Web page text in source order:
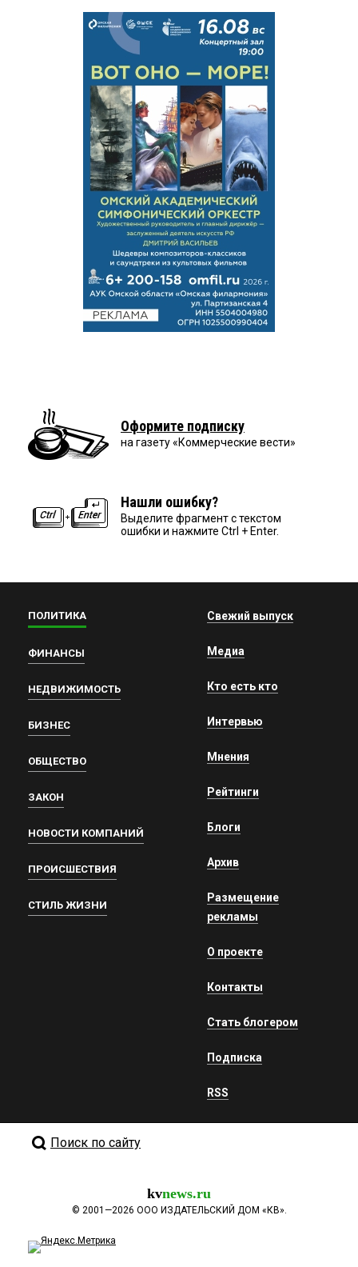
Оформите подписку
на газету «Коммерческие вести»
Нашли ошибку?
Выделите фрагмент с текстом
ошибки и нажмите Ctrl + Enter.
ПОЛИТИКА
ФИНАНСЫ
НЕДВИЖИМОСТЬ
БИЗНЕС
ОБЩЕСТВО
ЗАКОН
НОВОСТИ КОМПАНИЙ
ПРОИСШЕСТВИЯ
СТИЛЬ ЖИЗНИ
Свежий выпуск
Медиа
Кто есть кто
Интервью
Мнения
Рейтинги
Блоги
Архив
Размещение
рекламы
О проекте
Контакты
Стать блогером
Подписка
RSS
Поиск по сайту
kvnews.ru
© 2001—2026 ООО ИЗДАТЕЛЬСКИЙ ДОМ «КВ».